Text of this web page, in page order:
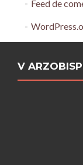
Feed de
V